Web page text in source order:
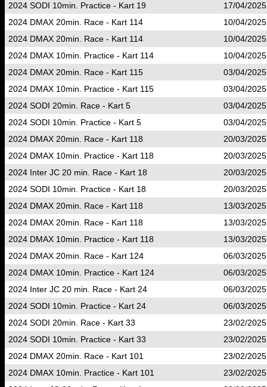
2024 SODI 10min. Practice - Kart 19
17/04/
2024 DMAX 20min. Race - Kart 114
10/04/
2024 DMAX 20min. Race - Kart 114
10/04/
2024 DMAX 10min. Practice - Kart 114
10/04/
2024 DMAX 20min. Race - Kart 115
03/04/
2024 DMAX 10min. Practice - Kart 115
03/04/
2024 SODI 20min. Race - Kart 5
03/04/
2024 SODI 10min. Practice - Kart 5
03/04/
2024 DMAX 20min. Race - Kart 118
20/03/
2024 DMAX 10min. Practice - Kart 118
20/03/
2024 Inter JC 20 min. Race - Kart 18
20/03/
2024 SODI 10min. Practice - Kart 18
20/03/
2024 DMAX 20min. Race - Kart 118
13/03/
2024 DMAX 20min. Race - Kart 118
13/03/
2024 DMAX 10min. Practice - Kart 118
13/03/
2024 DMAX 20min. Race - Kart 124
06/03/
2024 DMAX 10min. Practice - Kart 124
06/03/
2024 Inter JC 20 min. Race - Kart 24
06/03/
2024 SODI 10min. Practice - Kart 24
06/03/
2024 SODI 20min. Race - Kart 33
23/02/
2024 SODI 10min. Practice - Kart 33
23/02/
2024 DMAX 20min. Race - Kart 101
23/02/
2024 DMAX 10min. Practice - Kart 101
23/02/